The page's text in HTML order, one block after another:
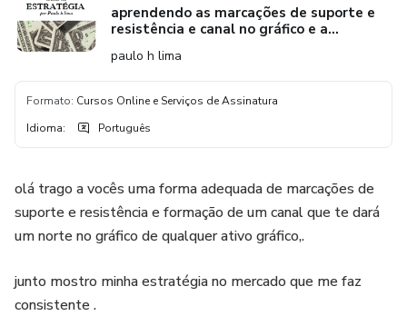
aprendendo as marcações de suporte e
resistência e canal no gráfico e a
paulo h lima
Formato: Cursos Online e Serviços de Assinatura
Idioma: Português
olá trago a vocês uma forma adequada de marcações de
suporte e resistência e formação de um canal que te dará
um norte no gráfico de qualquer ativo gráfico,.
junto mostro minha estratégia no mercado que me faz
consistente .